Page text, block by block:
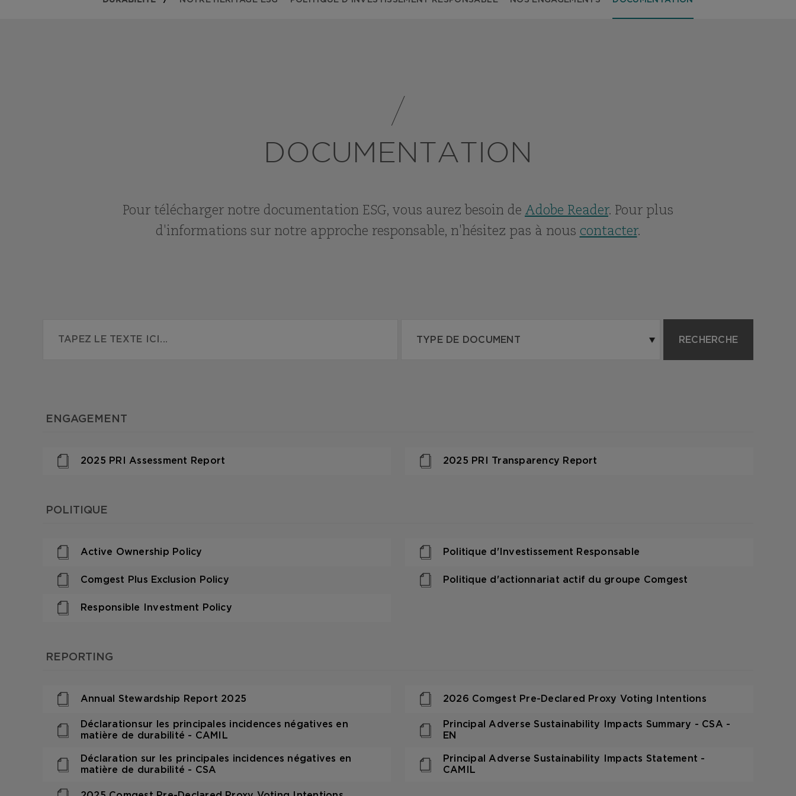
DOCUMENTATION
Pour télécharger notre documentation ESG, vous aurez besoin de Adobe Reader. Pour plus
d'informations sur notre approche responsable, n'hésitez pas à nous contacter.
RECHERCHE
ENGAGEMENT
2025 PRI Assessment Report 2025 PRI Transparency Report
POLITIQUE
Active Ownership Policy Politique d'Investissement Responsable
Comgest Plus Exclusion Policy Politique d'actionnariat actif du groupe Comgest
Responsible Investment Policy
REPORTING
Annual Stewardship Report 2025 2026 Comgest Pre-Declared Proxy Voting Intentions
Déclarationsur les principales incidences négatives en
matière de durabilité - CAMIL
Principal Adverse Sustainability Impacts Summary - CSA -
EN
Déclaration sur les principales incidences négatives en
matière de durabilité - CSA
Principal Adverse Sustainability Impacts Statement -
CAMIL